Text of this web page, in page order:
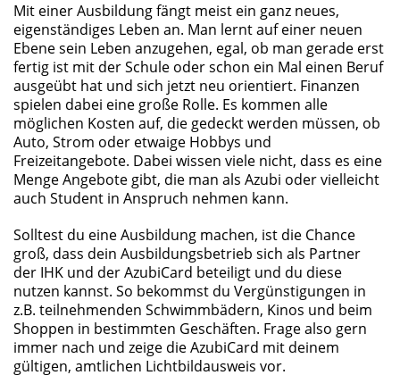
Mit einer Ausbildung fängt meist ein ganz neues,
eigenständiges Leben an. Man lernt auf einer neuen
Ebene sein Leben anzugehen, egal, ob man gerade erst
fertig ist mit der Schule oder schon ein Mal einen Beruf
ausgeübt hat und sich jetzt neu orientiert. Finanzen
spielen dabei eine große Rolle. Es kommen alle
möglichen Kosten auf, die gedeckt werden müssen, ob
Auto, Strom oder etwaige Hobbys und
Freizeitangebote. Dabei wissen viele nicht, dass es eine
Menge Angebote gibt, die man als Azubi oder vielleicht
auch Student in Anspruch nehmen kann.
Solltest du eine Ausbildung machen, ist die Chance
groß, dass dein Ausbildungsbetrieb sich als Partner
der IHK und der AzubiCard beteiligt und du diese
nutzen kannst. So bekommst du Vergünstigungen in
z.B. teilnehmenden Schwimmbädern, Kinos und beim
Shoppen in bestimmten Geschäften. Frage also gern
immer nach und zeige die AzubiCard mit deinem
gültigen, amtlichen Lichtbildausweis vor.